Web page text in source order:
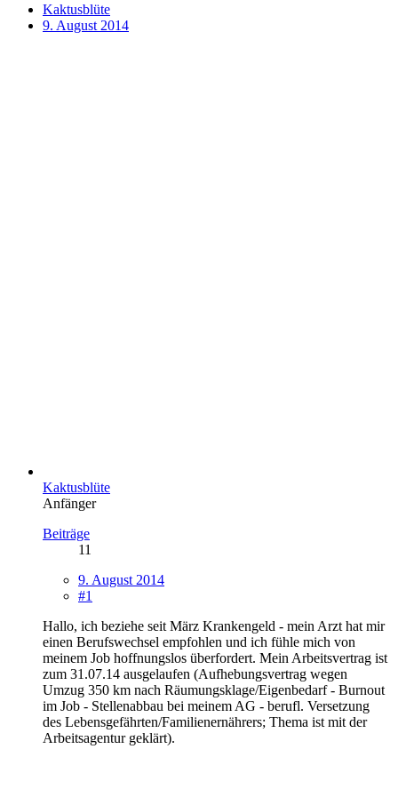
Kaktusblüte
9. August 2014
Kaktusblüte
Anfänger
Beiträge
11
9. August 2014
#1
Hallo, ich beziehe seit März Krankengeld - mein Arzt hat mir
einen Berufswechsel empfohlen und ich fühle mich von
meinem Job hoffnungslos überfordert. Mein Arbeitsvertrag ist
zum 31.07.14 ausgelaufen (Aufhebungsvertrag wegen
Umzug 350 km nach Räumungsklage/Eigenbedarf - Burnout
im Job - Stellenabbau bei meinem AG - berufl. Versetzung
des Lebensgefährten/Familienernährers; Thema ist mit der
Arbeitsagentur geklärt).